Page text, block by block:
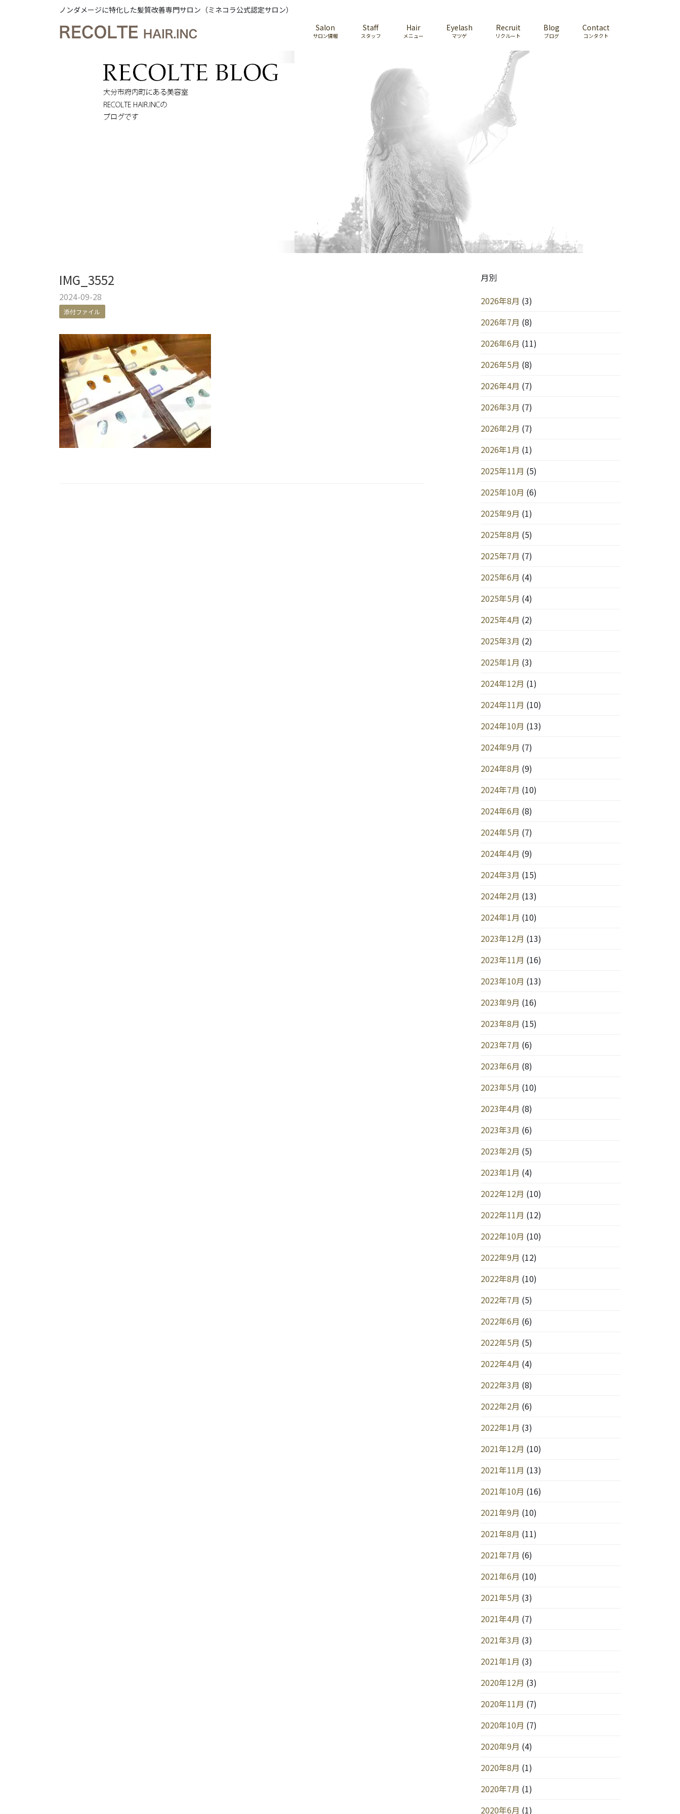
ノンダメージに特化した髪質改善専門サロン（ミネコラ公式認定サロン）
Salon
サロン情報
Staff
スタッフ
Hair
メニュー
Eyelash
マツゲ
Recruit
リクルート
Blog
ブログ
Contact
コンタクト
IMG_3552
2024-09-28
添付ファイル
月別
2026年8月 (3)
2026年7月 (8)
2026年6月 (11)
2026年5月 (8)
2026年4月 (7)
2026年3月 (7)
2026年2月 (7)
2026年1月 (1)
2025年11月 (5)
2025年10月 (6)
2025年9月 (1)
2025年8月 (5)
2025年7月 (7)
2025年6月 (4)
2025年5月 (4)
2025年4月 (2)
2025年3月 (2)
2025年1月 (3)
2024年12月 (1)
2024年11月 (10)
2024年10月 (13)
2024年9月 (7)
2024年8月 (9)
2024年7月 (10)
2024年6月 (8)
2024年5月 (7)
2024年4月 (9)
2024年3月 (15)
2024年2月 (13)
2024年1月 (10)
2023年12月 (13)
2023年11月 (16)
2023年10月 (13)
2023年9月 (16)
2023年8月 (15)
2023年7月 (6)
2023年6月 (8)
2023年5月 (10)
2023年4月 (8)
2023年3月 (6)
2023年2月 (5)
2023年1月 (4)
2022年12月 (10)
2022年11月 (12)
2022年10月 (10)
2022年9月 (12)
2022年8月 (10)
2022年7月 (5)
2022年6月 (6)
2022年5月 (5)
2022年4月 (4)
2022年3月 (8)
2022年2月 (6)
2022年1月 (3)
2021年12月 (10)
2021年11月 (13)
2021年10月 (16)
2021年9月 (10)
2021年8月 (11)
2021年7月 (6)
2021年6月 (10)
2021年5月 (3)
2021年4月 (7)
2021年3月 (3)
2021年1月 (3)
2020年12月 (3)
2020年11月 (7)
2020年10月 (7)
2020年9月 (4)
2020年8月 (1)
2020年7月 (1)
2020年6月 (1)